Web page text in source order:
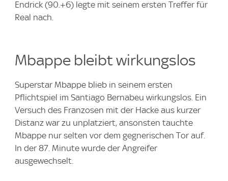
Endrick (90.+6) legte mit seinem ersten Treffer für
Real nach.
Mbappe bleibt wirkungslos
Superstar Mbappe blieb in seinem ersten
Pflichtspiel im Santiago Bernabeu wirkungslos. Ein
Versuch des Franzosen mit der Hacke aus kurzer
Distanz war zu unplatziert, ansonsten tauchte
Mbappe nur selten vor dem gegnerischen Tor auf.
In der 87. Minute wurde der Angreifer
ausgewechselt.